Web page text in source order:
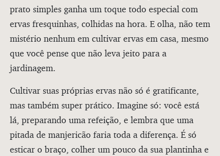
prato simples ganha um toque todo especial com
ervas fresquinhas, colhidas na hora. E olha, não tem
mistério nenhum em cultivar ervas em casa, mesmo
que você pense que não leva jeito para a
jardinagem.
Cultivar suas próprias ervas não só é gratificante,
mas também super prático. Imagine só: você está
lá, preparando uma refeição, e lembra que uma
pitada de manjericão faria toda a diferença. É só
esticar o braço, colher um pouco da sua plantinha e